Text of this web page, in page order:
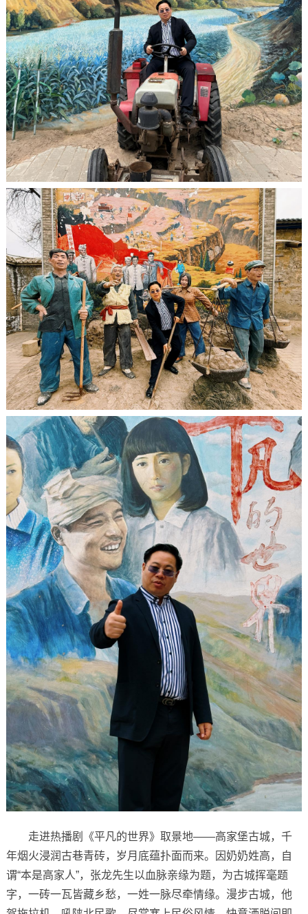
走进热播剧《平凡的世界》取景地——高家堡古城，千
年烟火浸润古巷青砖，岁月底蕴扑面而来。因奶奶姓高，自
谓“本是高家人”，张龙先生以血脉亲缘为题，为古城挥毫题
字，一砖一瓦皆藏乡愁，一姓一脉尽牵情缘。漫步古城，他